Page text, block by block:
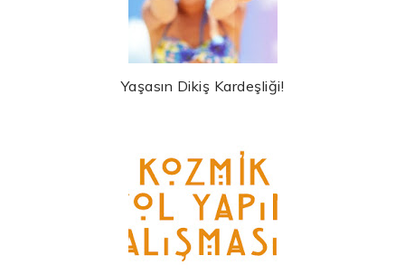
Yaşasın Dikiş Kardeşliği!